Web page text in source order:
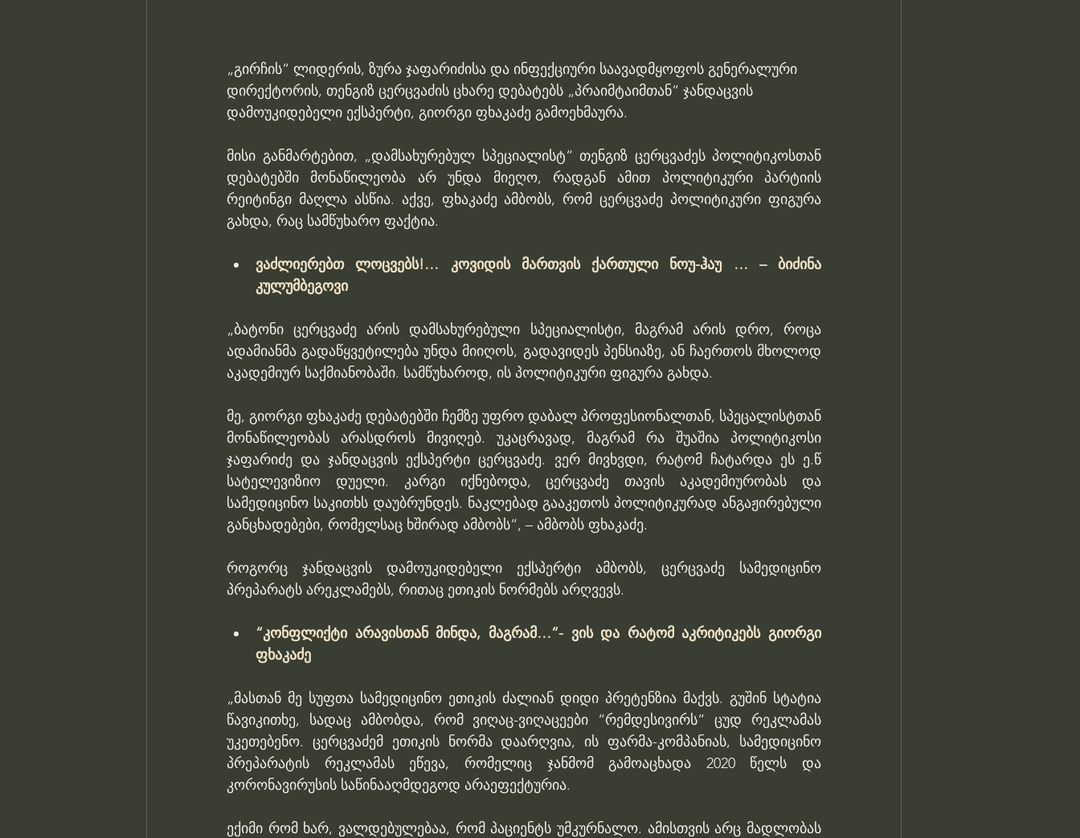
„გირჩის“ ლიდერის, ზურა ჯაფარიძისა და ინფექციური საავადმყოფოს გენერალური
დირექტორის, თენგიზ ცერცვაძის ცხარე დებატებს „პრაიმტაიმთან“ ჯანდაცვის
დამოუკიდებელი ექსპერტი, გიორგი ფხაკაძე გამოეხმაურა.
მისი განმარტებით, „დამსახურებულ სპეციალისტ“ თენგიზ ცერცვაძეს პოლიტიკოსთან
დებატებში მონაწილეობა არ უნდა მიეღო, რადგან ამით პოლიტიკური პარტიის
რეიტინგი მაღლა ასწია. აქვე, ფხაკაძე ამბობს, რომ ცერცვაძე პოლიტიკური ფიგურა
გახდა, რაც სამწუხარო ფაქტია.
ვაძლიერებთ ლოცვებს!… კოვიდის მართვის ქართული ნოუ-ჰაუ … – ბიძინა
კულუმბეგოვი
„ბატონი ცერცვაძე არის დამსახურებული სპეციალისტი, მაგრამ არის დრო, როცა
ადამიანმა გადაწყვეტილება უნდა მიიღოს, გადავიდეს პენსიაზე, ან ჩაერთოს მხოლოდ
აკადემიურ საქმიანობაში. სამწუხაროდ, ის პოლიტიკური ფიგურა გახდა.
მე, გიორგი ფხაკაძე დებატებში ჩემზე უფრო დაბალ პროფესიონალთან, სპეცალისტთან
მონაწილეობას არასდროს მივიღებ. უკაცრავად, მაგრამ რა შუაშია პოლიტიკოსი
ჯაფარიძე და ჯანდაცვის ექსპერტი ცერცვაძე. ვერ მივხვდი, რატომ ჩატარდა ეს ე.წ
სატელევიზიო დუელი. კარგი იქნებოდა, ცერცვაძე თავის აკადემიურობას და
სამედიცინო საკითხს დაუბრუნდეს. ნაკლებად გააკეთოს პოლიტიკურად ანგაჟირებული
განცხადებები, რომელსაც ხშირად ამბობს“, – ამბობს ფხაკაძე.
როგორც ჯანდაცვის დამოუკიდებელი ექსპერტი ამბობს, ცერცვაძე სამედიცინო
პრეპარატს არეკლამებს, რითაც ეთიკის ნორმებს არღვევს.
“კონფლიქტი არავისთან მინდა, მაგრამ…”- ვის და რატომ აკრიტიკებს გიორგი
ფხაკაძე
„მასთან მე სუფთა სამედიცინო ეთიკის ძალიან დიდი პრეტენზია მაქვს. გუშინ სტატია
წავიკითხე, სადაც ამბობდა, რომ ვიღაც-ვიღაცეები “რემდესივირს“ ცუდ რეკლამას
უკეთებენო. ცერცვაძემ ეთიკის ნორმა დაარღვია, ის ფარმა-კომპანიას, სამედიცინო
პრეპარატის რეკლამას ეწევა, რომელიც ჯანმომ გამოაცხადა 2020 წელს და
კორონავირუსის საწინააღმდეგოდ არაეფექტურია.
ექიმი რომ ხარ, ვალდებულებაა, რომ პაციენტს უმკურნალო. ამისთვის არც მადლობას